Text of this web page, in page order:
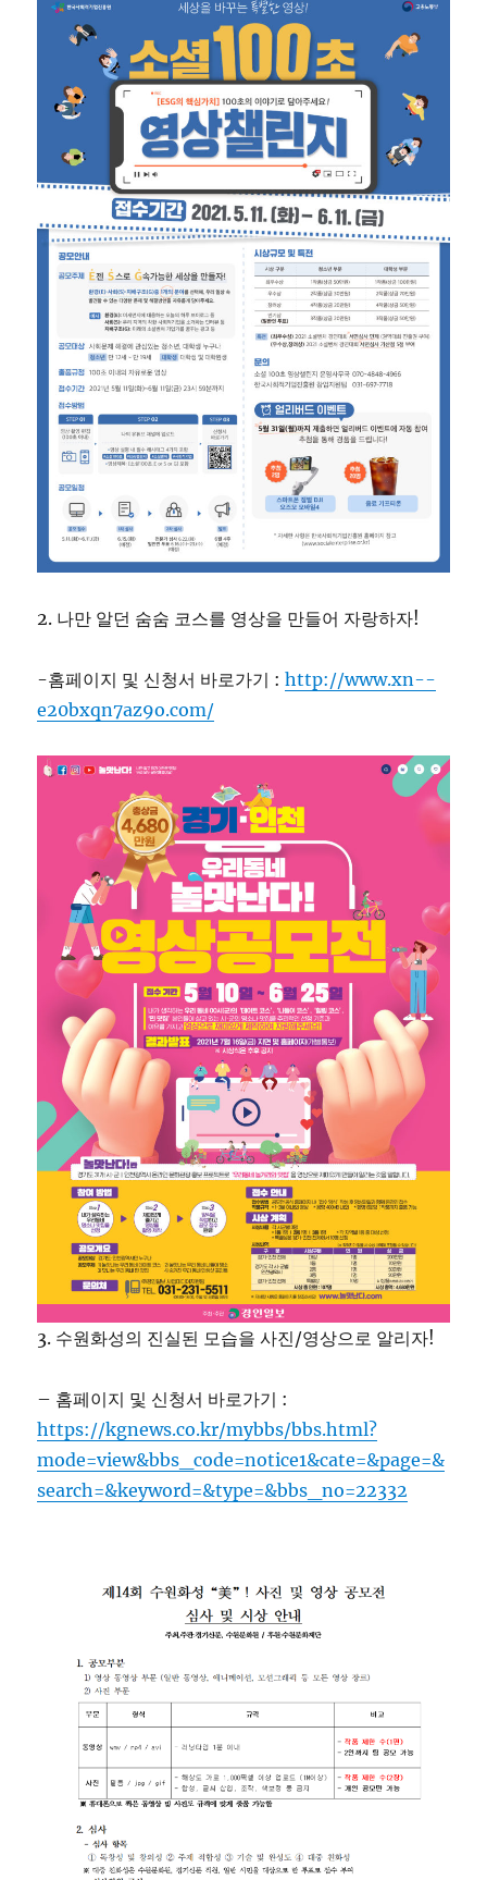
2. 나만 알던 숨숨 코스를 영상을 만들어 자랑하자!
-홈페이지 및 신청서 바로가기 :http://www.xn--
e20bxqn7az9o.com/
3. 수원화성의 진실된 모습을 사진/영상으로 알리자!
– 홈페이지 및 신청서 바로가기 :
https://kgnews.co.kr/mybbs/bbs.html?
mode=view&bbs_code=notice1&cate=&page=&
search=&keyword=&type=&bbs_no=22332